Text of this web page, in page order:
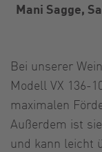
Mani Sagge,
Bei unserer
Modell VX 136-
maximalen
Außerdem ist
und kann leicht